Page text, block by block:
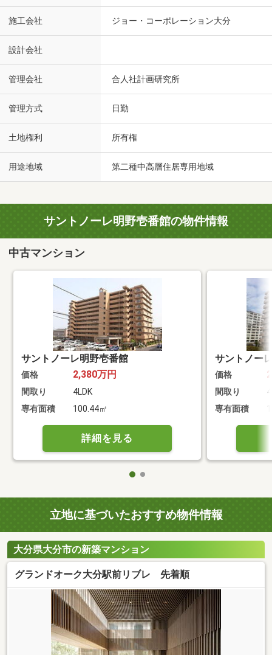
施工会社 ジョー・コーポレーション大分
設計会社
管理会社 合人社計画研究所
管理方式 日勤
土地権利 所有権
用途地域 第二種中高層住居専用地域
サントノーレ明野壱番館の物件情報
中古マンション
サントノーレ明野壱番館
価格 2,380万円
間取り
4LDK
専有面積
100.44㎡
詳細を見る
サントノー
価格
間取り
専有面積
立地に基づいたおすすめ物件情報
大分県大分市の新築マンション
グランドオーク大分駅前リブレ 先着順